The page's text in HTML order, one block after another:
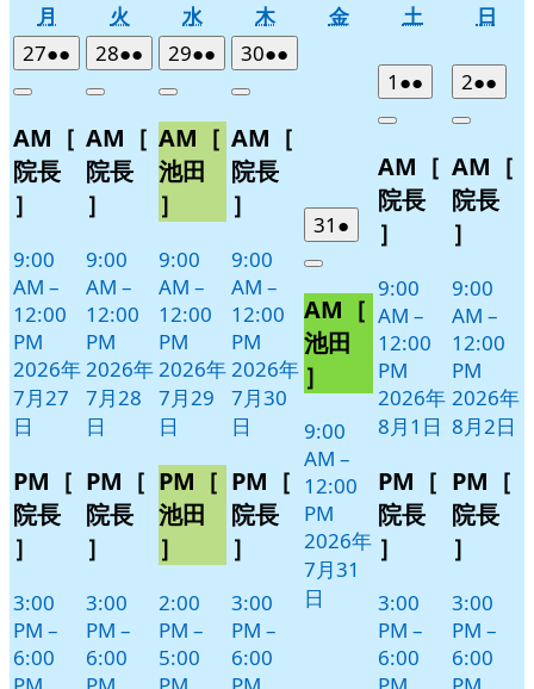
月
曜
日
火
曜
日
水水
曜
日
木木
曜
日
金金
土土
日
日
日
272026
年
月
27
日
●●
件
イ
ベ
ト)
Close
AM［
院長
］
9:00
AM –
12:00
PM
2026年
7月27
日
PM［
院長
］
3:00
PM –
6:00
282026
年
月
28
日
●●
件
イ
ベ
ト)
Close
AM［
院長
］
9:00
AM –
12:00
PM
2026年
7月28
日
PM［
院長
］
3:00
PM –
6:00
292026
年
月
29
日
●●
件
イ
ベ
ト)
Close
AM［
池田
］
9:00
AM –
12:00
PM
2026年
7月29
日
PM［
池田
］
2:00
PM –
5:00
302026
年
月
30
日
●●
件
イ
Close
AM［
院長
］
9:00
AM –
12:00
PM
2026年
7月30
日
PM［
院長
］
3:00
PM –
6:00
31 2026
年
月
31
日
●
件
イ
ベ
ト)
Close
AM［
池田
］
9:00
AM –
12:00
PM
2026年
7月31
日
1 2026
年
月
1
日
●●
件
イ
ベ
Close
AM［
院長
］
9:00
AM –
12:00
PM
2026年
8月1日
PM［
院長
］
3:00
PM –
6:00
22026
年
月
2
日
●●
件
イ
ベ
Close
AM［
院長
］
9:00
AM –
12:00
PM
2026年
8月2日
PM［
院長
］
3:00
PM –
6:00